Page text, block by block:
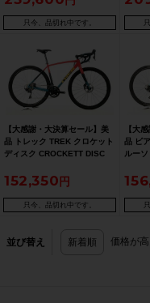
只今、品切れ中です。
【大感謝・大決算セール】美
品 トレック TREK クロケット
ディスク CROCKETT DISC
シクロクロス 52サイズ レッ
ド/ブラック/ブルー【期間限定
2/26 午前10時迄】
152,350
只今、品切れ中です。
【大
品 ビ
ルー
圧
ド
間限
並び替え 新着順 価格が